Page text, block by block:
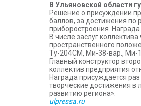
В Ульяновской области
Решение о присуждении
баллов, за достижения по
приборостроения.
В числе заслуг
пространственного
Ту-204СМ, Ми-38-вар., Ми-
Главный конструктор
коллектив предприятия
Награда присуждается
творческие достижения в
развитию региона».
ulpressa.ru